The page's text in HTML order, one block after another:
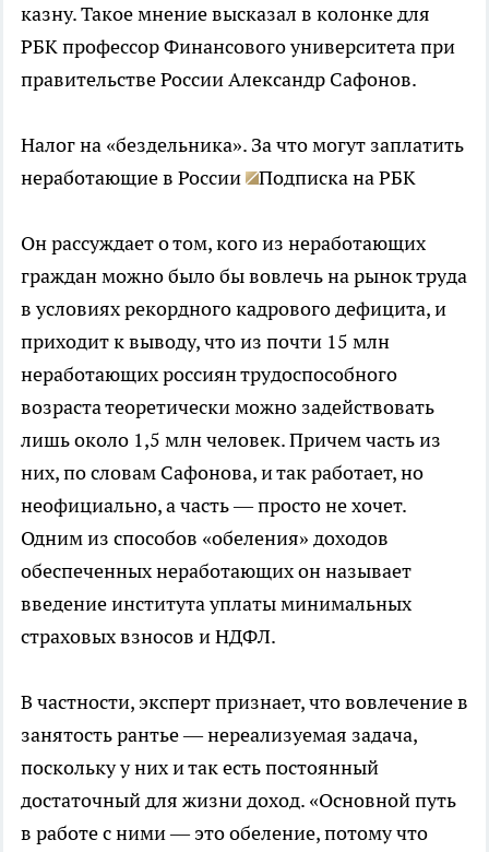
казну. Такое мнение высказал в колонке для
РБК профессор Финансового университета при
правительстве России Александр Сафонов.
Налог на «бездельника». За что могут заплатить
неработающие в России
Подписка на РБК
Он рассуждает о том, кого из неработающих
граждан можно было бы вовлечь на рынок труда
в условиях рекордного кадрового дефицита, и
приходит к выводу, что из почти 15 млн
неработающих россиян трудоспособного
возраста теоретически можно задействовать
лишь около 1,5 млн человек. Причем часть из
них, по словам Сафонова, и так работает, но
неофициально, а часть — просто не хочет.
Одним из способов «обеления» доходов
обеспеченных неработающих он называет
введение института уплаты минимальных
страховых взносов и НДФЛ.
В частности, эксперт признает, что вовлечение в
занятость рантье — нереализуемая задача,
поскольку у них и так есть постоянный
достаточный для жизни доход. «Основной путь
в работе с ними — это обеление, потому что